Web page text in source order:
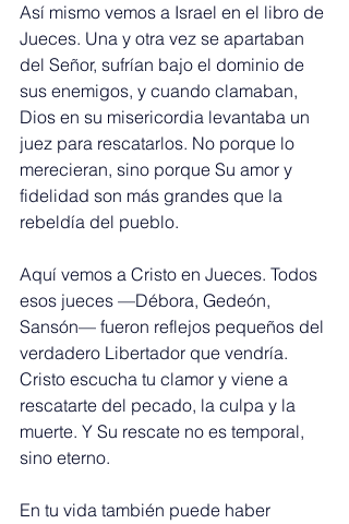
Así mismo vemos a Israel en el libro de
Jueces. Una y otra vez se apartaban
del Señor, sufrían bajo el dominio de
sus enemigos, y cuando clamaban,
Dios en su misericordia levantaba un
juez para rescatarlos. No porque lo
merecieran, sino porque Su amor y
fidelidad son más grandes que la
rebeldía del pueblo.
Aquí vemos a Cristo en Jueces. Todos
esos jueces —Débora, Gedeón,
Sansón— fueron reflejos pequeños del
verdadero Libertador que vendría.
Cristo escucha tu clamor y viene a
rescatarte del pecado, la culpa y la
muerte. Y Su rescate no es temporal,
sino eterno.
En tu vida también puede haber